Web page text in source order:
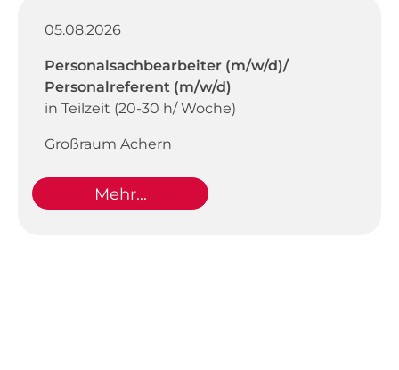
05.08.2026
Personalsachbearbeiter (m/w/d)/
Personalreferent (m/w/d)
in Teilzeit (20-30 h/ Woche)
Großraum Achern
Mehr...